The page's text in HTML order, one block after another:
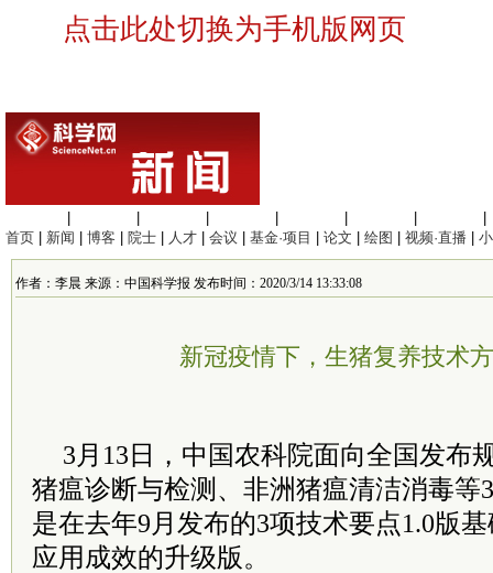
点击此处切换为手机版网页
首页
新闻 博客 院士 人才 会议 基金·项目 论文 绘图 视频·直播
作者：李晨 来源：中国科学报 发布时间：2020/3/14 13:33:08
新冠疫情下，生猪复养技术
3月13日，中国农科院面向全国发布
猪瘟诊断与检测、非洲猪瘟清洁消毒等
是在去年9月发布的3项技术要点1.0版
应用成效的升级版。